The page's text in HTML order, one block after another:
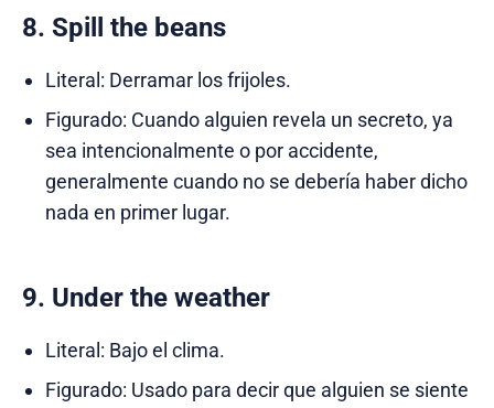
8. Spill the beans
Literal: Derramar los frijoles.
Figurado: Cuando alguien revela un secreto, ya
sea intencionalmente o por accidente,
generalmente cuando no se debería haber dicho
nada en primer lugar.
9. Under the weather
Literal: Bajo el clima.
Figurado: Usado para decir que alguien se siente